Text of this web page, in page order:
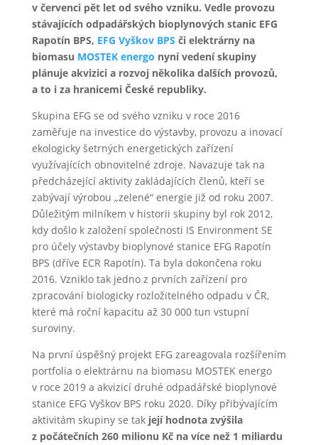
v červenci pět let od svého vzniku. Vedle provozu
stávajících odpadářských bioplynových stanic EFG
Rapotín BPS, EFG Vyškov BPS či elektrárny na
biomasu MOSTEK energo nyní vedení skupiny
plánuje akvizici a rozvoj několika dalších provozů,
a to i za hranicemi České republiky.
Skupina EFG se od svého vzniku v roce 2016
zaměřuje na investice do výstavby, provozu a inovací
ekologicky šetrných energetických zařízení
využívajících obnovitelné zdroje. Navazuje tak na
předcházející aktivity zakládajících členů, kteří se
zabývají výrobou „zelené“ energie již od roku 2007.
Důležitým milníkem v historii skupiny byl rok 2012,
kdy došlo k založení společnosti IS Environment SE
pro účely výstavby bioplynové stanice EFG Rapotín
BPS (dříve ECR Rapotín). Ta byla dokončena roku
2016. Vzniklo tak jedno z prvních zařízení pro
zpracování biologicky rozložitelného odpadu v ČR,
které má roční kapacitu až 30 000 tun vstupní
suroviny.
Na první úspěšný projekt EFG zareagovala rozšířením
portfolia o elektrárnu na biomasu MOSTEK energo
v roce 2019 a akvizicí druhé odpadářské bioplynové
stanice EFG Vyškov BPS roku 2020. Díky přibývajícím
aktivitám skupiny se tak její hodnota zvýšila
z počátečních 260 milionu Kč na více než 1 miliardu